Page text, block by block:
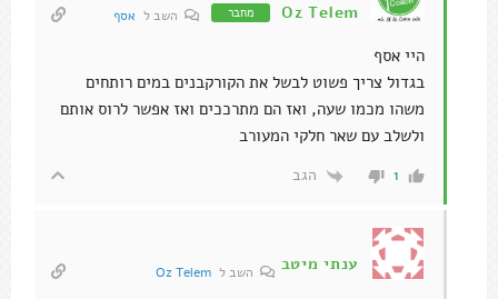
Oz Telem מחבר השב ל אסף
היי אסף
בגדול צריך פשוט לבשל את הקורקבנים במים רותחים
משהו מכמו שעה, ואז הם מתרככים ואז אפשר לרוס אותם
ולשלב עם שאר חלקי המעורב
1 הגב
ענתי מיטב השב לOz Telem